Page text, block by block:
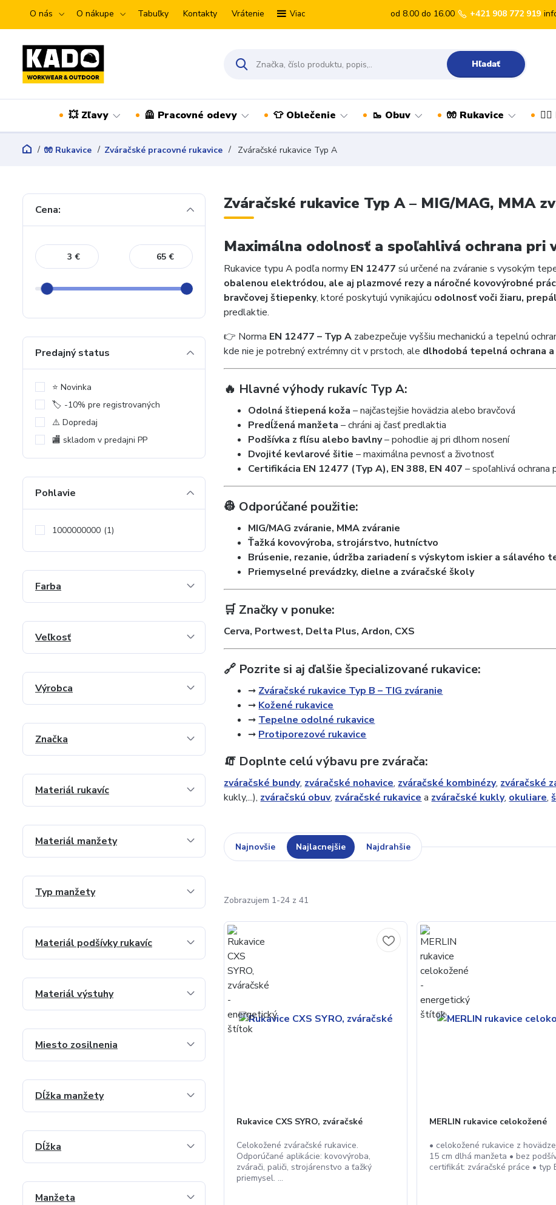
O nás O nákupe Tabuľky Kontakty Vrátenie Viac
Hľadať
od 8.00 do 16.00 +421 908 772 919
💥 Zľavy 🦺 Pracovné odevy 👕 Oblečenie 🥾 Obuv 🧤 Rukavice
🧤 Rukavice Zváračské pracovné rukavice Zváračské rukavice Typ A
Zváračské rukavice Typ A – MIG/MAG, MMA
Maximálna odolnosť a spoľahlivá ochrana pri
Rukavice typu A podľa normy EN 12477 sú určené na zváranie s vysokým
obalenou elektródou, ale aj plazmové rezy a náročné kovovýrobné
bravčovej štiepenky, ktoré poskytujú vynikajúcu odolnosť voči žiaru,
predlaktie.
👉 Norma EN 12477 – Typ A zabezpečuje vyššiu mechanickú a tepelnú
kde nie je potrebný extrémny cit v prstoch, ale dlhodobá tepelná ochrana
🔥 Hlavné výhody rukavíc Typ A:
Odolná štiepená koža – najčastejšie hovädzia alebo bravčová
Predĺžená manžeta – chráni aj časť predlaktia
Podšívka z flísu alebo bavlny– pohodlie aj pri dlhom nosení
Dvojité kevlarové šitie – maximálna pevnosť a životnosť
Certifikácia EN 12477 (Typ A), EN 388, EN 407 – spoľahlivá ochrana
👷 Odporúčané použitie:
MIG/MAG zváranie, MMA zváranie
Ťažká kovovýroba, strojárstvo, hutníctvo
Brúsenie, rezanie, údržba zariadení s výskytom iskier a sálavého
Priemyselné prevádzky, dielne a zváračské školy
🛒 Značky v ponuke:
Cerva, Portwest, Delta Plus, Ardon, CXS
🔗 Pozrite si aj ďalšie špecializované rukavice:
➞ Zváračské rukavice Typ B – TIG zváranie
➞ Kožené rukavice
➞ Tepelne odolné rukavice
➞ Protiporezové rukavice
🧯 Doplnte celú výbavu pre zvárača:
zváračské bundy, zváračské nohavice, zváračské kombinézy, zváračské
kukly,...), zváračskú obuv, zváračské rukavice a zváračské kukly, okuliare,
Najnovšie Najlacnejšie Najdrahšie
Zobrazujem 1-24 z 41
Rukavice CXS SYRO, zváračské
Celokožené zváračské rukavice.
Odporúčané aplikácie: kovovýroba,
zvárači, paliči, strojárenstvo a ťažký
priemysel. ...
MERLIN rukavice celokožené
• celokožené rukavice z
15 cm dlhá manžeta • bez
certifikát: zváračské práce • typ
Cena:
€ €
Predajný status
⭐️ Novinka
🏷️ -10% pre registrovaných
⚠️ Dopredaj
🏬 skladom v predajni PP
Pohlavie
1000000000 (1)
Farba
Veľkosť
Výrobca
Značka
Materiál rukavíc
Materiál manžety
Typ manžety
Materiál podšívky rukavíc
Materiál výstuhy
Miesto zosilnenia
Dĺžka manžety
Dĺžka
Manžeta